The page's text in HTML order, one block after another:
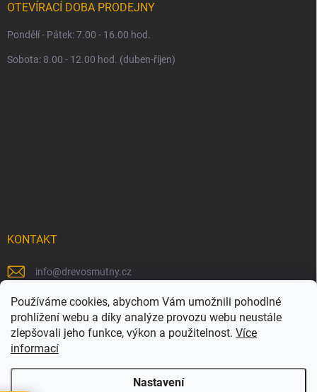
Používáme cookies, abychom Vám umožnili pohodlné
prohlížení webu a díky analýze provozu webu neustále
zlepšovali jeho funkce, výkon a použitelnost. Více
informací
Nastavení
OTEVÍRACÍ DOBA PRODEJNY
Pondělí - Pátek: 7.00 - 16.00 hod.
Sobota: 8.00 - 12.00 hod. (duben-říjen)
KONTAKT
info@drevosmutny.cz
+420 725 710 840
https://www.facebook.com/drevosmutny/
drevosmutny/